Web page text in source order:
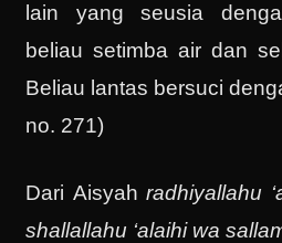
lain yang seusia
beliau setimba air dan
Beliau lantas bersuci
no. 271)
Dari Aisyahradhiyallahu
shallallahu ‘alaihi wa